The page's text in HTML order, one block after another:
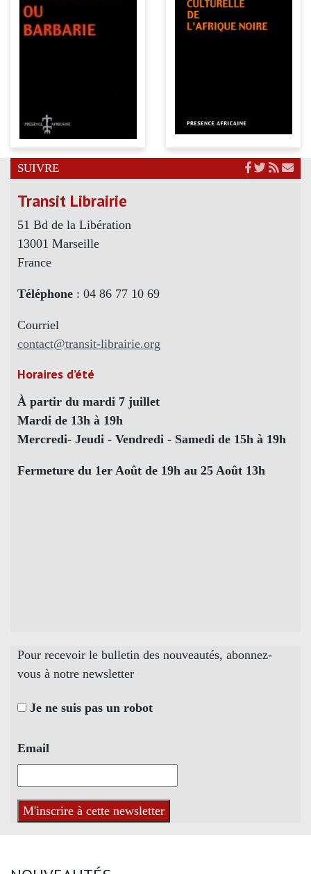
SUIVRE
Transit Librairie
51 Bd de la Libération
13001 Marseille
France
Téléphone : 04 86 77 10 69
Courriel
contact@transit-librairie.org
Horaires d’été
À partir du mardi 7 juillet
Mardi de 13h à 19h
Mercredi- Jeudi - Vendredi - Samedi de 15h à 19h
Fermeture du 1er Août de 19h au 25 Août 13h
Pour recevoir le bulletin des nouveautés, abonnez-
vous à notre newsletter
Je ne suis pas un robot
Email